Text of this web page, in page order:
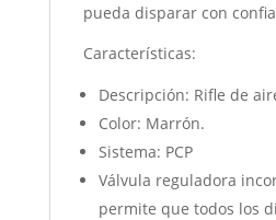
pueda disparar con
Características:
Descripción: Rifle de
Color: Marrón.
Sistema: PCP
Válvula reguladora
permite que todos los